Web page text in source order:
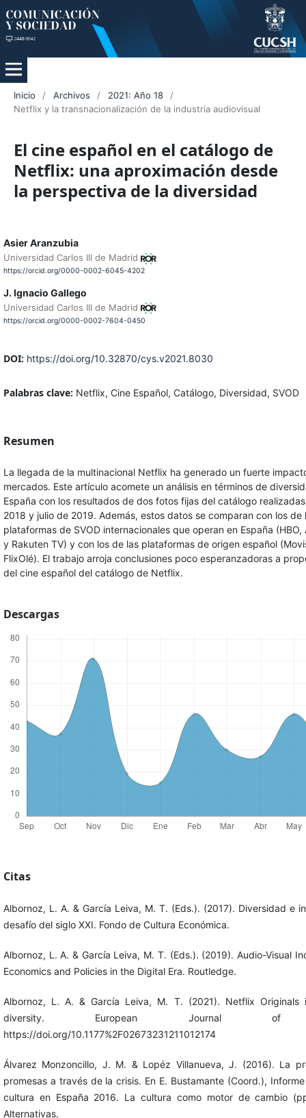
Inicio / Archivos / 2021: Año 18
/
Netflix y la transnacionalización de la industria audiovisual
El cine español en el catálogo de
Netflix: una aproximación desde
la perspectiva de la diversidad
Asier Aranzubia
Universidad Carlos III de Madrid
https://orcid.org/0000-0002-6045-4202
J. Ignacio Gallego
Universidad Carlos III de Madrid
https://orcid.org/0000-0002-7604-0450
DOI: https://doi.org/10.32870/cys.v2021.8030
Palabras clave: Netflix, Cine Español, Catálogo, Diversidad, SVOD
Resumen
La llegada de la multinacional Netflix ha generado un fuerte
mercados. Este artículo acomete un análisis en términos de
España con los resultados de dos fotos fijas del catálogo
2018 y julio de 2019. Además, estos datos se comparan con los de
plataformas de SVOD internacionales que operan en España (HBO,
y Rakuten TV) y con los de las plataformas de origen español
FlixOlé). El trabajo arroja conclusiones poco esperanzadoras a
del cine español del catálogo de Netflix.
Descargas
Citas
Albornoz, L. A. & García Leiva, M. T. (Eds.). (2017). Diversidad e
desafío del siglo XXI. Fondo de Cultura Económica.
Albornoz, L. A. & García Leiva, M. T. (Eds.). (2019). Audio-Visual
Economics and Policies in the Digital Era. Routledge.
Albornoz, L. A. & García Leiva, M. T. (2021). Netflix Originals
diversity. European Journal of
https://doi.org/10.1177%2F02673231211012174
Álvarez Monzoncillo, J. M. & Lopéz Villanueva, J. (2016). La
promesas a través de la crisis. En E. Bustamante (Coord.),
cultura en España 2016. La cultura como motor de cambio
Alternativas.